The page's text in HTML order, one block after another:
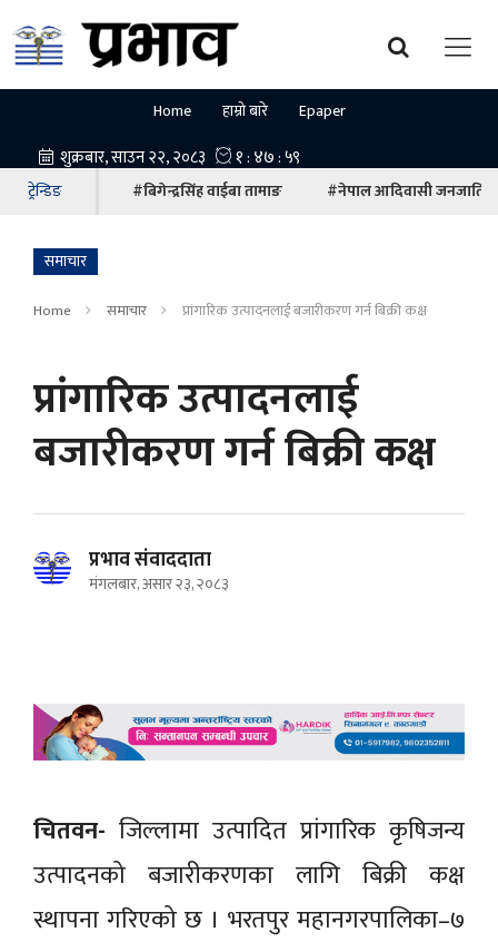
Home हाम्रो बारे Epaper
ट्रेन्डिङ #बिगेन्द्रसिंह वाईबा तामाङ #नेपाल आदिवासी जनजाति
समाचार
Home समाचार प्रांगारिक उत्पादनलाई बजारीकरण गर्न बिक्री कक्ष
प्रांगारिक उत्पादनलाई
बजारीकरण गर्न बिक्री कक्ष
प्रभाव संवाददाता
मंगलबार, असार २३, २०८३
चितवन- जिल्लामा उत्पादित प्रांगारिक कृषिजन्य
उत्पादनको बजारीकरणका लागि बिक्री कक्ष
स्थापना गरिएको छ । भरतपुर महानगरपालिका–७